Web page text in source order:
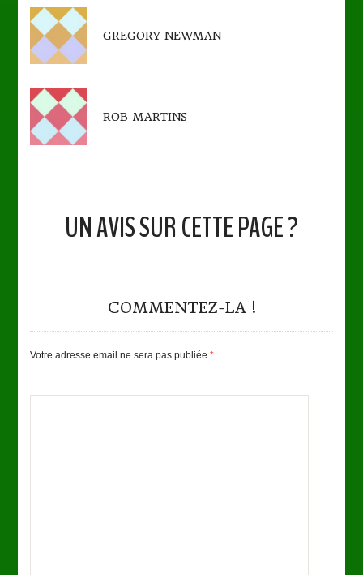
GREGORY NEWMAN
ROB MARTINS
UN AVIS SUR CETTE PAGE ?
COMMENTEZ-LA !
Votre adresse email ne sera pas publiée*